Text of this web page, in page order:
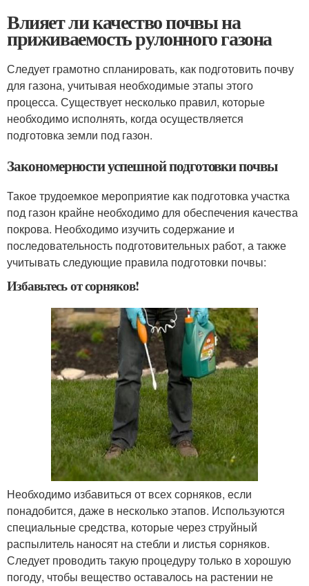
Влияет ли качество почвы на
приживаемость рулонного газона
Следует грамотно спланировать, как подготовить почву
для газона, учитывая необходимые этапы этого
процесса. Существует несколько правил, которые
необходимо исполнять, когда осуществляется
подготовка земли под газон.
Закономерности успешной подготовки почвы
Такое трудоемкое мероприятие как подготовка участка
под газон крайне необходимо для обеспечения качества
покрова. Необходимо изучить содержание и
последовательность подготовительных работ, а также
учитывать следующие правила подготовки почвы:
Избавьтесь от сорняков!
Необходимо избавиться от всех сорняков, если
понадобится, даже в несколько этапов. Используются
специальные средства, которые через струйный
распылитель наносят на стебли и листья сорняков.
Следует проводить такую процедуру только в хорошую
погоду, чтобы вещество оставалось на растении не